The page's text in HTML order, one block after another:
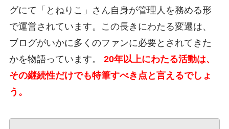
グにて「とねりこ」さん自身が管理人を務める形
で運営されています。この長きにわたる変遷は、
ブログがいかに多くのファンに必要とされてきた
かを物語っています。 20年以上にわたる活動は、
その継続性だけでも特筆すべき点と言えるでしょ
う。